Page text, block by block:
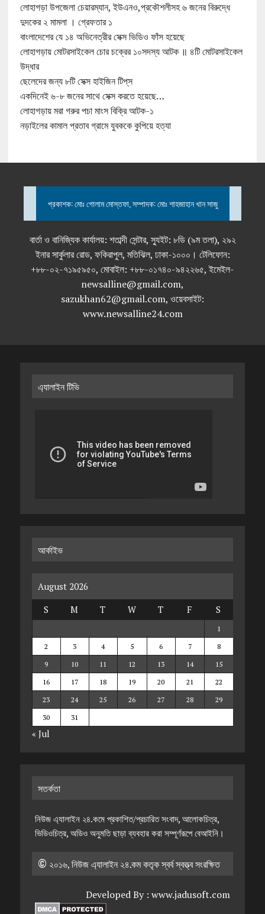
লোহাগড়া উপজেলা চেয়ারম্যান, ইউএনও,প্রকৌশলীসহ ৬ জনের বিরুদ্ধে
দুদকের ২ মামলা । গ্রেফতার ১
বাংলাদেশের যে ১৪ অভিনেত্রীর সেক্স ভিডিও ফাঁস হয়েছে
লোহাগড়ায় মোটরসাইকেল চোর চক্রের ১০সদস্য আটক ॥ ৪টি মোটরসাইকেল
উদ্ধার
ছেলেদের জন্য ৮টি সেক্স হাইজিন টিপ্‌স
একদিনেই ৬-৮ জনের সাথে সেক্স করতে হয়েছে…
লোহাগড়ায় মরা গরুর পচা মাংস বিক্রি আটক-১
নড়াইলের কামাল প্রতাব গ্রামে যুবককে কুপিয়ে হত্যা
প্রকাশক: মোঃ গোলাম মোস্তফা, সম্পাদক: মোঃ শাহজাহান খান সাজু
বার্তা ও বানিজ্যিক কার্যালয়: শতাব্দী সেন্টার, স্যুইট: ৮ডি (৯ম তলা), ২৯২
ইনার সার্কুলার রোড, ফকিরাপুল, মতিঝিল, ঢাকা-১০০০। টেলিফোন:
+৮৮-০২-৭১৯৫৯৫০, মোবাইল: +৮৮-০১৭৪০-৯৪২২৬৫, ইমেইল-
newsalline@gmail.com,
sazukhan62@gmail.com, ওয়েবসাইট:
www.newsalline24.com
এ্যালাইন টিভি
আর্কাইভ
August 2026
S
M T W T F S
1
2
3 4 5 6 7
8
9
10 11 12 13 14
15
16
17 18 19 20 21
22
23
24 25 26 27 28
29
30
31
« Jul
সতর্কতা
নিউজ এ্যালাইন ২৪.কমে প্রকাশিত/প্রচারিত সংবাদ, আলোকচিত্র,
ভিডিওচিত্র, অডিও অনুমতি ছাড়া ব্যবহার করা সম্পূর্ণরূপে বেআইনি।
© ২০১৬, নিউজ এ্যালাইন ২৪.কম কতৃক স্বর্ব স্বত্ত্ব সংরক্ষিত
Developed By :www.jadusoft.com